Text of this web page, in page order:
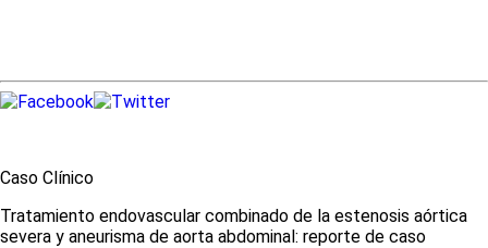
Caso Clínico
Tratamiento endovascular combinado de la estenosis aórtica
severa y aneurisma de aorta abdominal: reporte de caso